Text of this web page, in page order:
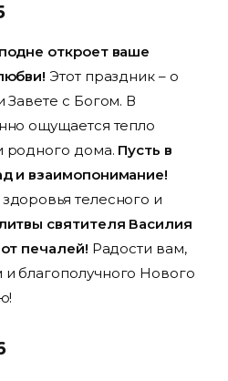
откроет ваше
Этот праздник – о
Завете с Богом. В
ощущается тепло
родного дома. Пусть в
и взаимопонимание!
телесного и
святителя Василия
печалей! Радости вам,
благополучного Нового